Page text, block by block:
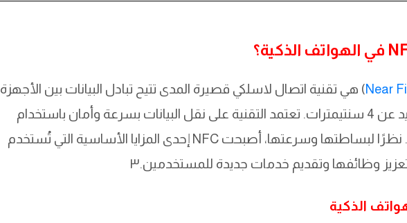
Near) هي تقنية اتصال لاسلكي قصيرة المدى تتيح تبادل البيانات بين الأجهزة
بمجرد تقريبها لمسافة لا تزيد عن 4 سنتيمترات. تعتمد التقنية على نقل البيانات بسرعة وأمان باستخدام
الحقول الكهرومغناطيسية. نظرًا لبساطتها وسرعتها، أصبحت NFC إحدى المزايا الأساسية التي تُستخدم
وظائفها وتقديم خدمات جديدة للمستخدمين.٣